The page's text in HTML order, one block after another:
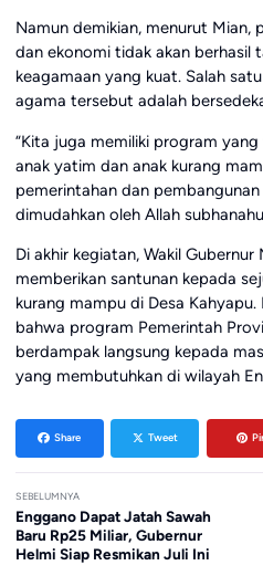
Namun demikian, menurut Mian,
dan ekonomi tidak akan berhasil
keagamaan yang kuat. Salah
agama tersebut adalah
“Kita juga memiliki program
anak yatim dan anak kurang
pemerintahan dan
dimudahkan oleh Allah
Di akhir kegiatan, Wakil Gubernur
memberikan santunan kepada
kurang mampu di Desa
bahwa program Pemerintah
berdampak langsung kepada
yang membutuhkan di wilayah
Share Tweet
SEBELUMNYA
Enggano Dapat Jatah Sawah
Baru Rp25 Miliar, Gubernur
Helmi Siap Resmikan Juli Ini